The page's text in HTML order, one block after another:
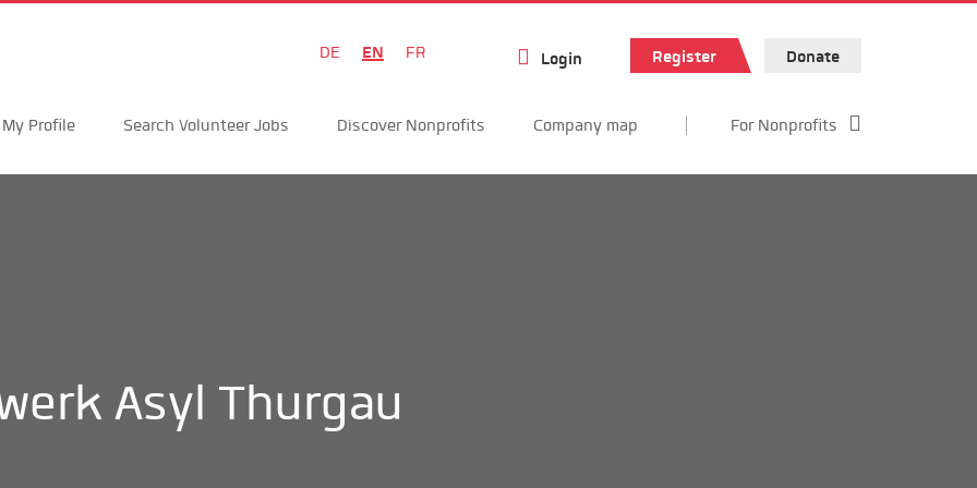
DE EN FR Login Register Donate
My Profile Search Volunteer Jobs Discover Nonprofits Company map For Nonprofits
Asyl Thurgau